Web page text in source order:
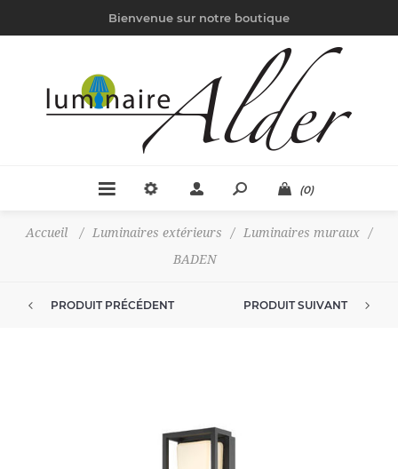
Bienvenue sur notre boutique
(0)
Accueil / Luminaires extérieurs / Luminaires muraux
/
BADEN
PRODUIT PRÉCÉDENT PRODUIT SUIVANT